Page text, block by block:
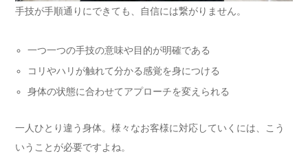
手技が手順通りにできても、自信には繋がりません。
一つ一つの手技の意味や目的が明確である
コリやハリが触れて分かる感覚を身につける
身体の状態に合わせてアプローチを変えられる
一人ひとり違う身体。様々なお客様に対応していくには、こう
いうことが必要ですよね。